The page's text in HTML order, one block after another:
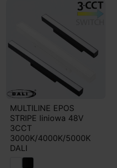
MULTILINE EPOS
STRIPE liniowa 48V
3CCT
3000K/4000K/5000K
DALI